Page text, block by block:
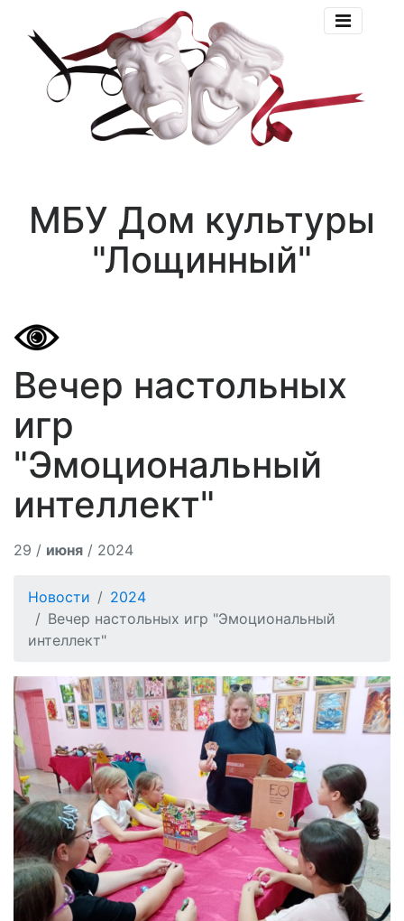
МБУ Дом культуры
"Лощинный"
Вечер настольных
игр
"Эмоциональный
интеллект"
29 / июня / 2024
Новости
2024
Вечер настольных игр "Эмоциональный
интеллект"